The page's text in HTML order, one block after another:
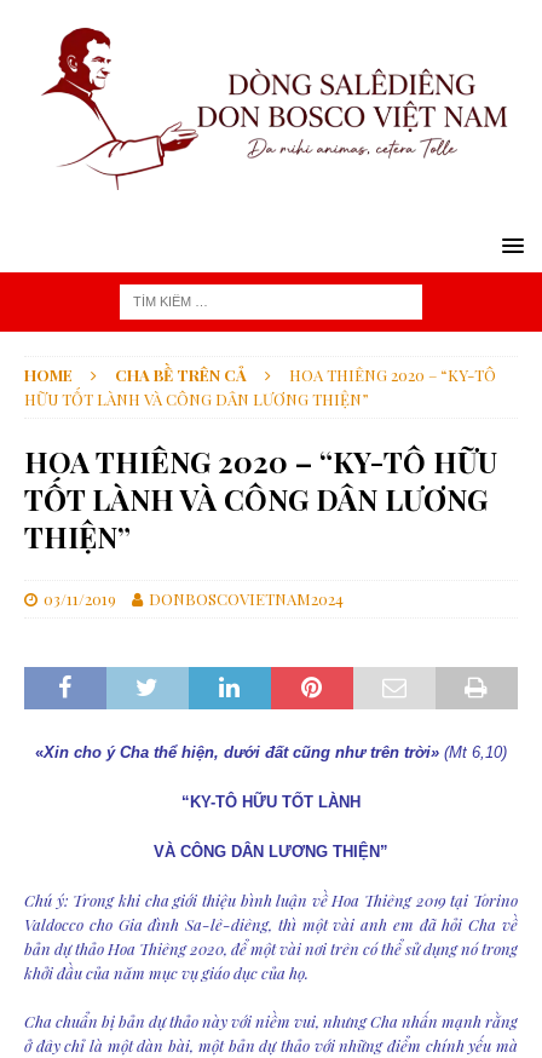
HOME CHA BỀ TRÊN CẢ
HOA THIÊNG 2020 – “KY-TÔ
HỮU TỐT LÀNH VÀ CÔNG DÂN LƯƠNG THIỆN”
HOA THIÊNG 2020 – “KY-TÔ HỮU
TỐT LÀNH VÀ CÔNG DÂN LƯƠNG
THIỆN”
03/11/2019 DONBOSCOVIETNAM2024
«Xin cho ý Cha thể hiện, dưới đất cũng như trên trời» (Mt 6,10)
“KY-TÔ HỮU TỐT LÀNH
VÀ CÔNG DÂN LƯƠNG THIỆN”
Chú ý: Trong khi cha giới thiệu bình luận về Hoa Thiêng 2019 tại Torino
Valdocco cho Gia đình Sa-lê-diêng, thì một vài anh em đã hỏi Cha về
bản dự thảo Hoa Thiêng 2020, để một vài nơi trên có thể sử dụng nó trong
khởi đầu của năm mục vụ giáo dục của họ.
Cha chuẩn bị bản dự thảo này với niềm vui, nhưng Cha nhấn mạnh rằng
ở đây chỉ là một dàn bài, một bản dự thảo với những điểm chính yếu mà